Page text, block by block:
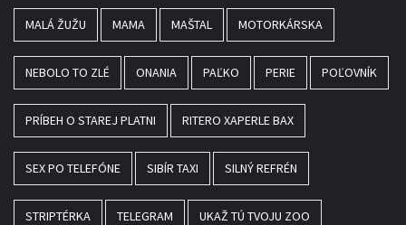
MALÁ ŽUŽU MAMA MAŠTAL MOTORKÁRSKA
NEBOLO TO ZLÉ ONANIA PAĽKO PERIE POĽOVNÍK
PRÍBEH O STAREJ PLATNI RITERO XAPERLE BAX
SEX PO TELEFÓNE SIBÍR TAXI SILNÝ REFRÉN
STRIPTÉRKA TELEGRAM UKAŽ TÚ TVOJU ZOO